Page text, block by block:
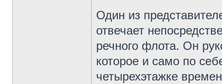
Один из
отвечает
речного флота. Он
которое и само по
четырехэтажке